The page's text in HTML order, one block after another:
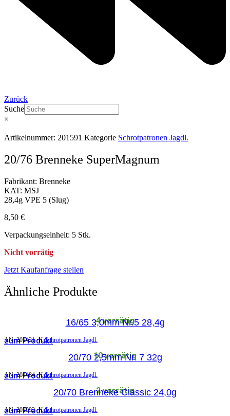
Zurück
Suche
×
Artikelnummer: 201591 Kategorie Schrotpatronen Jagdl.
20/76 Brenneke SuperMagnum
Fabrikant: Brenneke
KAT: MSJ
28,4g VPE 5 (Slug)
8,50 €
Verpackungseinheit: 5 Stk.
Nicht vorrätig
Jetzt Kaufanfrage stellen
Ähnliche Produkte
4 vorrätig
16/65 3,0mm Nr.5 28,4g
zum Produkt
AN:202421 K Schrotpatronen Jagdl.
10 vorrätig
20/70 2,5mm Nr. 7 32g
zum Produkt
AN:204484 K Schrotpatronen Jagdl.
2 vorrätig
20/70 Brenneke Classic 24,0g
zum Produkt
AN:202992 K Schrotpatronen Jagdl.